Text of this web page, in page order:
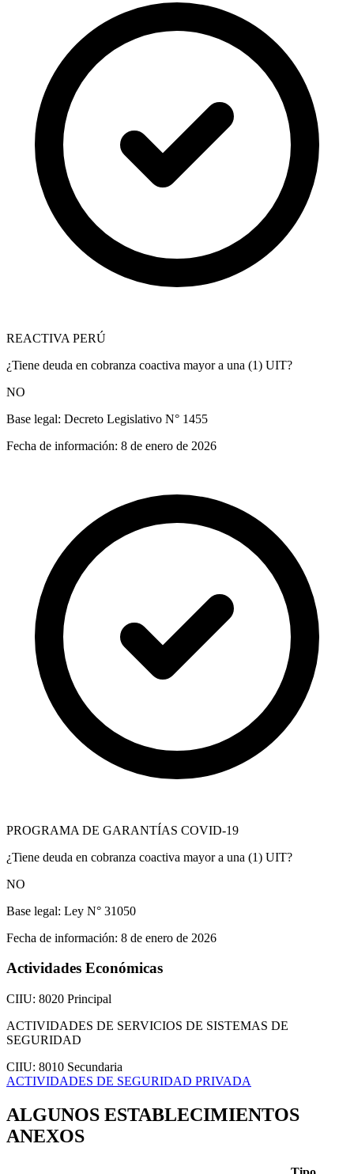
REACTIVA PERÚ
¿Tiene deuda en cobranza coactiva mayor a una (1) UIT?
NO
Base legal: Decreto Legislativo N° 1455
Fecha de información: 8 de enero de 2026
PROGRAMA DE GARANTÍAS COVID-19
¿Tiene deuda en cobranza coactiva mayor a una (1) UIT?
NO
Base legal: Ley N° 31050
Fecha de información: 8 de enero de 2026
Actividades Económicas
CIIU: 8020 Principal
ACTIVIDADES DE SERVICIOS DE SISTEMAS DE
SEGURIDAD
CIIU: 8010 Secundaria
ACTIVIDADES DE SEGURIDAD PRIVADA
ALGUNOS ESTABLECIMIENTOS
ANEXOS